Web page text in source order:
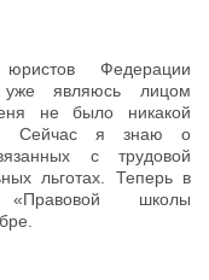
Федерации
являюсь лицом
не было никакой
Сейчас я знаю о
с трудовой
льготах. Теперь в
школы